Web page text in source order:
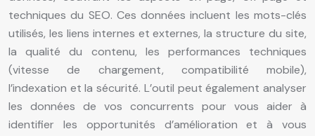
techniques du SEO. Ces données incluent les mots-clés
utilisés, les liens internes et externes, la structure du site,
la qualité du contenu, les performances techniques
(vitesse de chargement, compatibilité mobile),
l’indexation et la sécurité. L’outil peut également analyser
les données de vos concurrents pour vous aider à
identifier les opportunités d’amélioration et à vous